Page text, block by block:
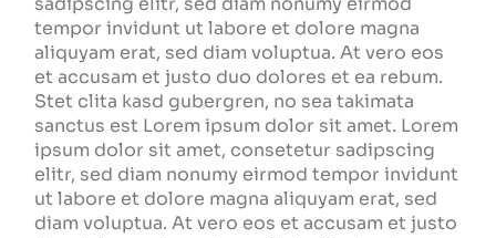
tempor invidunt ut labore et dolore magna
aliquyam erat, sed diam voluptua. At vero eos
et accusam et justo duo dolores et ea rebum.
Stet clita kasd gubergren, no sea takimata
sanctus est Lorem ipsum dolor sit amet. Lorem
ipsum dolor sit amet, consetetur sadipscing
elitr, sed diam nonumy eirmod tempor invidunt
ut labore et dolore magna aliquyam erat, sed
diam voluptua. At vero eos et accusam et justo